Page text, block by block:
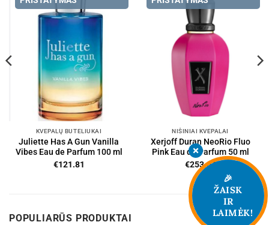
KVEPALŲ BUTELIUKAI
Juliette Has A Gun Vanilla
Vibes Eau de Parfum 100 ml
€121.81
NIŠINIAI KVEPALAI
Xerjoff Duran NeoRio Fluo
Pink Eau de Parfum 50 ml
€253.04
POPULIARŪS PRODUKTAI
🎉
ŽAISK
IR
LAIMĖK!